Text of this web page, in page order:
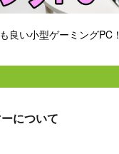
良い小型ゲーミングPC！
について